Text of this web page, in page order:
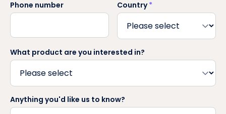
Phone number Country*
What product are you interested in?
Anything you'd like us to know?